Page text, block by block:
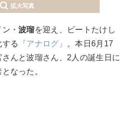
拡大写真
ン・波瑠を迎え、ビートたけし
る
『アナログ』
。本日6月17
んと波瑠さん、2人の誕生日に
なった。